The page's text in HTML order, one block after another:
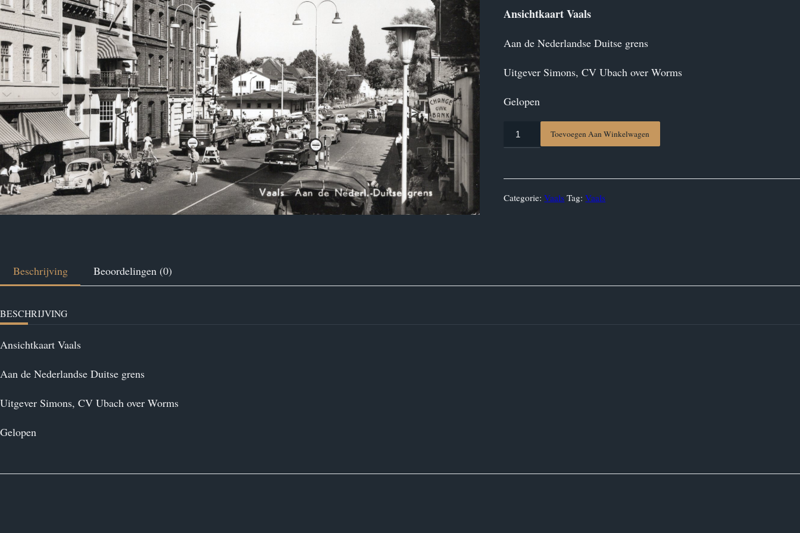
Ansichtkaart Vaals
Aan de Nederlandse Duitse grens
Uitgever Simons, CV Ubach over Worms
Gelopen
Ansichtkaart
Vaals
Toevoegen Aan Winkelwagen
Categorie:Vaals Tag:Vaals
Beschrijving Beoordelingen (0)
BESCHRIJVING
Ansichtkaart Vaals
Aan de Nederlandse Duitse grens
Uitgever Simons, CV Ubach over Worms
Gelopen